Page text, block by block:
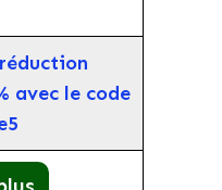
avec le code